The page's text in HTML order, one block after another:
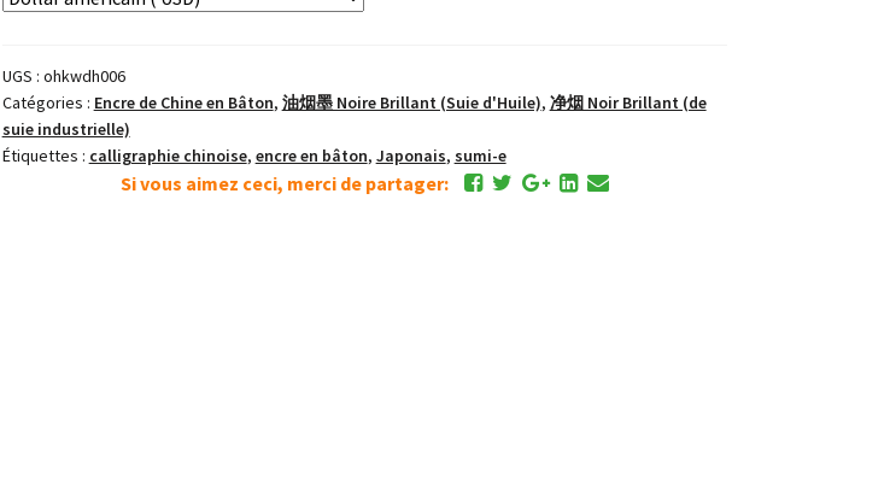
Shodo
Bâton
d'Encre
UGS : ohkwdh006
Catégories : Encre de Chine en Bâton, 油烟墨 Noire Brillant (Suie d'Huile), 净烟 Noir Brillant (de
suie industrielle)
Étiquettes : calligraphie chinoise, encre en bâton, Japonais, sumi-e
Si vous aimez ceci, merci de partager: